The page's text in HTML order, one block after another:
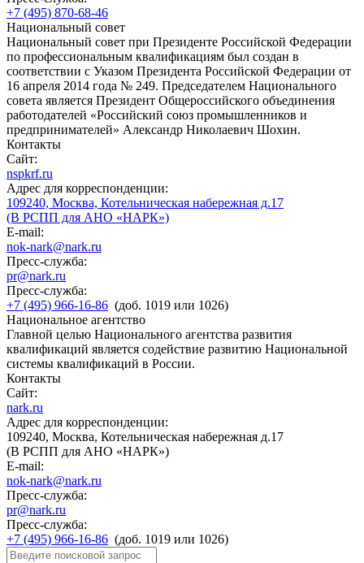
+7 (495) 870-68-46
Национальный совет
Национальный совет при Президенте Российской Федерации
по профессиональным квалификациям был создан в
соответствии с Указом Президента Российской Федерации от
16 апреля 2014 года № 249. Председателем Национального
совета является Президент Общероссийского объединения
работодателей «Российский союз промышленников и
предпринимателей» Александр Николаевич Шохин.
Контакты
Сайт:
nspkrf.ru
Адрес для корреспонденции:
109240, Москва, Котельническая набережная д.17
(В РСПП для АНО «НАРК»)
E-mail:
nok-nark@nark.ru
Пресс-служба:
pr@nark.ru
Пресс-служба:
+7 (495) 966-16-86 (доб. 1019 или 1026)
Национальное агентство
Главной целью Национального агентства развития
квалификаций является содействие развитию Национальной
системы квалификаций в России.
Контакты
Сайт:
nark.ru
Адрес для корреспонденции:
109240, Москва, Котельническая набережная д.17
(В РСПП для АНО «НАРК»)
E-mail:
nok-nark@nark.ru
Пресс-служба:
pr@nark.ru
Пресс-служба:
+7 (495) 966-16-86 (доб. 1019 или 1026)